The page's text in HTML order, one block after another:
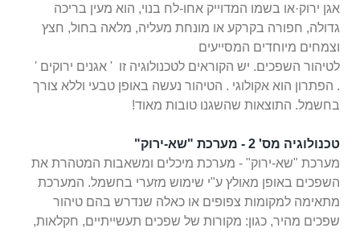
אגן ירוק·או בשמו המדוייק אחו-לח בנוי, הוא מעין בריכה
גדולה, חפורה בקרקע או מונחת מעליה, מלאה בחול, חצץ
וצמחים מיוחדים המסייעים
לטיהור השפכים. יש הקוראים לטכנולוגיה זו ' אגנים ירוקים '
. הפתרון הוא אקולוגי . הטיהור נעשה באופן טבעי וללא צורך
בחשמל. התוצאות שהשגנו טובות מאוד!
טכנולוגיה מס' 2 - מערכת "שא-ירוק"
מערכת "שא-ירוק" - מערכת מיכלים ומשאבות המטהרת את
השפכים באופן מאולץ ע"י שימוש מזערי בחשמל. המערכת
מתאימה למקומות צפופים או כאלה שנדרש בהם טיהור
שפכים מהיר, כגון: מקורות של שפכים תעשייתיים, חקלאות,